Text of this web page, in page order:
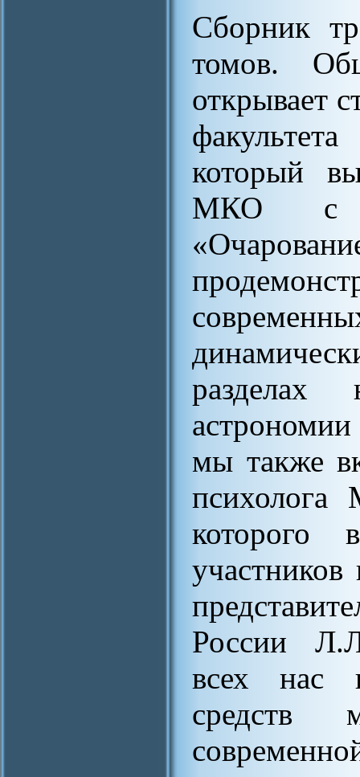
Сборник
томов.
открывает
который
МКО с
мы также
психолога
которого
России
всех нас
средств